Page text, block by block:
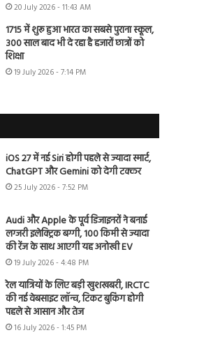
20 July 2026 - 11:43 AM
1715 में शुरू हुआ भारत का सबसे पुराना स्कूल,
300 साल बाद भी दे रहा है हजारों छात्रों को
शिक्षा
19 July 2026 - 7:14 PM
iOS 27 में नई Siri होगी पहले से ज्यादा स्मार्ट,
ChatGPT और Gemini को देगी टक्कर
25 July 2026 - 7:52 PM
Audi और Apple के पूर्व डिजाइनरों ने बनाई
लग्जरी इलेक्ट्रिक बग्गी, 100 किमी से ज्यादा
की रेंज के साथ आएगी यह अनोखी EV
19 July 2026 - 4:48 PM
रेल यात्रियों के लिए बड़ी खुशखबरी, IRCTC
की नई वेबसाइट लॉन्च, टिकट बुकिंग होगी
पहले से आसान और तेज
16 July 2026 - 1:45 PM